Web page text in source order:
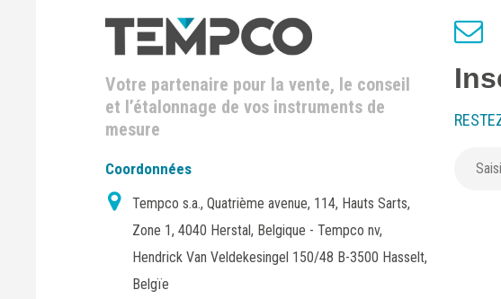
Votre partenaire pour la vente, le conseil
et l’étalonnage de vos instruments de
mesure
Coordonnées
Tempco s.a., Quatrième avenue, 114, Hauts Sarts,
Zone 1, 4040 Herstal, Belgique - Tempco nv,
Hendrick Van Veldekesingel 150/48 B-3500 Hasselt,
Belgïe